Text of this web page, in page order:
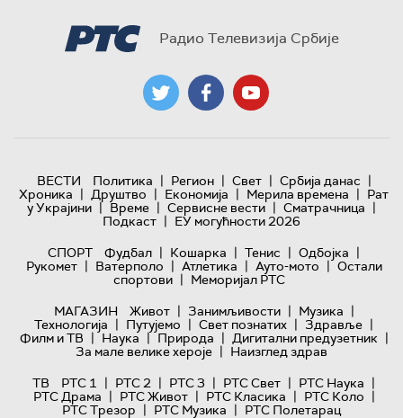
Радио Телевизија Србије
ВЕСТИ Политика | Регион | Свет | Србија данас |
Хроника | Друштво | Економија | Мерила времена | Рат
у Украјини | Време | Сервисне вести | Сматрачница |
Подкаст | ЕУ могућности 2026
СПОРТ
Фудбал | Кошарка | Тенис | Одбојка |
Рукомет | Ватерполо | Атлетика | Ауто-мото | Остали
спортови | Меморијал РТС
МАГАЗИН
Живот | Занимљивости | Музика |
Технологијa | Путујемо | Свет познатих | Здравље |
Филм и ТВ | Наука | Природа | Дигитални предузетник |
За мале велике хероје | Наизглед здрав
ТВ
РТС 1 | РТС 2 | РТС 3 | РТС Свет | РТС Наука |
РТС Драма | РТС Живот | РТС Класика | РТС Коло |
РТС Трезор | РТС Музика | РТС Полетарац